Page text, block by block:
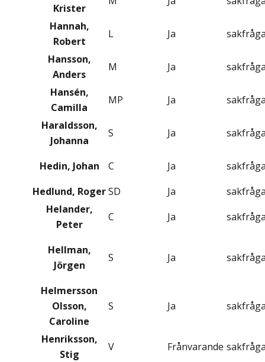
Krister
Hannah,
Robert
L Ja
Hansson,
Anders
M Ja
Hansén,
Camilla
MP Ja
Haraldsson,
Johanna
S Ja
Hedin, Johan C Ja
Hedlund, RogerSD Ja
Helander,
Peter
C Ja
Hellman,
Jörgen
S Ja
Helmersson
Olsson,
Caroline
S Ja
Henriksson,
Stig
V Frånvarande